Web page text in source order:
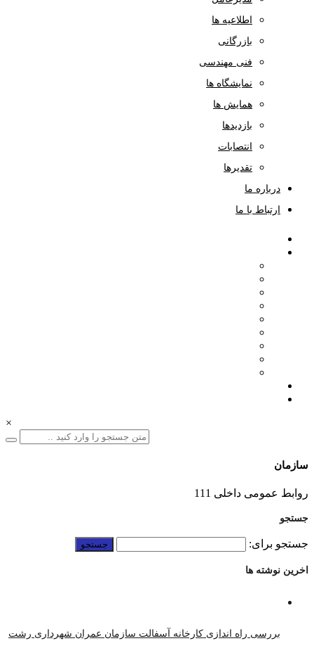
اطلاعیه ها
بازرگانی
فنی مهندسی
نمایشگاه ها
همایش ها
بازدیدها
انتصابات
تقدیرها
درباره ما
ارتباط با ما
×
سازمان
روابط عمومی داخلی 111
جستجو
جستجو برای:
اخرین نوشته ها
بررسی راه اندازی کارخانه آسفالت سازمان عمران شهرداری رشت